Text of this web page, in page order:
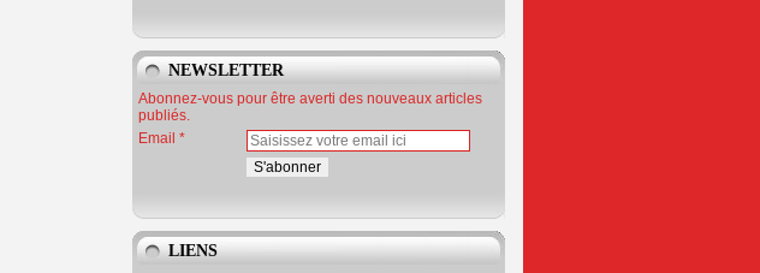
NEWSLETTER
Abonnez-vous pour être averti des nouveaux articles
publiés.
Email
LIENS